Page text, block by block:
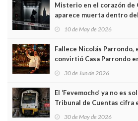
Misterio en el corazón de
aparece muerta dentro
10 de May de 2026
Fallece Nicolás Parrondo,
convirtió Casa Parrondo
30 de Jun de 2026
El ‘Fevemocho’ ya no es
Tribunal de Cuentas cifra
30 de May de 2026